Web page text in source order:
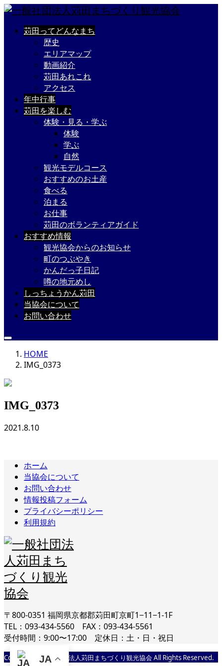
苅田ってどんなまち
歴史
エリアマップ
動画紹介
苅田あれこれ
アクセス
年中行事
苅田を楽しむ
体験・見る・学ぶ
体験
学ぶ
自然
観光モデルコース
おすすめのお土産
食べる
泊まる
お仕事
苅田のボランティアガイド
おすすめ情報
観光協会からのお知らせ
町のつぶやき
かんだっ子日記
噂の地元めし
しっちょうかん苅田
当協会について
お問い合わせ
HOME
IMG_0373
IMG_0373
2021.8.10
ホーム
当協会について
お問い合わせ
情報投稿フォーム
プライバシーポリシー
利用規約
〒800-0351 福岡県京都郡苅田町京町1−11−1-1F
TEL：093-434-5560 FAX：093-434-5561
受付時間：9:00〜17:00 定休日：土・日・祝日
Copyright © 一般社団法人苅田まちづくり観光協会 All Rights Reserved.
JA